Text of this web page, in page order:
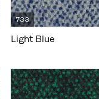
733
Light Blue